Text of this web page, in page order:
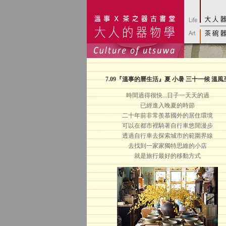
7.09『溫事的曆生活』夏 小暑 三十一候 溫風
時間過得很快...日子一天天的過
已經進入晚夏的時節
二十年前非常羨慕國外的居住環境
可以在都市裡騎著自行車悠閒漫步
透過自行車去探索城市的範圍界線
去找到一家家獨特思維的小店
就是旅行最好的移動方式